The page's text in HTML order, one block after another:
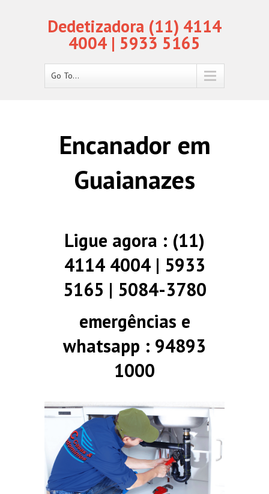
Dedetizadora (11) 4114
4004 | 5933 5165
Go To...
Encanador em
Guaianazes
Ligue agora : (11)
4114 4004 | 5933
5165 | 5084-3780
emergências e
whatsapp : 94893
1000